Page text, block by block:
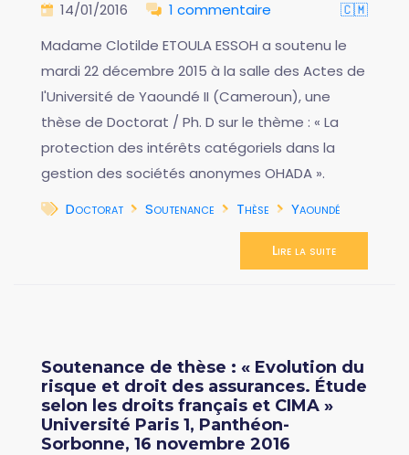
14/01/2016 1 commentaire
🇨🇲
Madame Clotilde ETOULA ESSOH a soutenu le
mardi 22 décembre 2015 à la salle des Actes de
l'Université de Yaoundé II (Cameroun), une
thèse de Doctorat / Ph. D sur le thème : « La
protection des intérêts catégoriels dans la
gestion des sociétés anonymes OHADA ».
Doctorat
Soutenance Thèse Yaoundé
Lire la suite
Soutenance de thèse : « Evolution du
risque et droit des assurances. Étude
selon les droits français et CIMA »
Université Paris 1, Panthéon-
Sorbonne, 16 novembre 2016